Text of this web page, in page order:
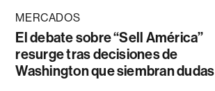
MERCADOS
El debate sobre “Sell América”
resurge tras decisiones de
Washington que siembran dudas